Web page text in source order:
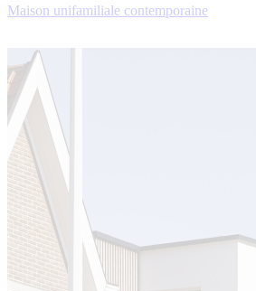
Maison unifamiliale contemporaine